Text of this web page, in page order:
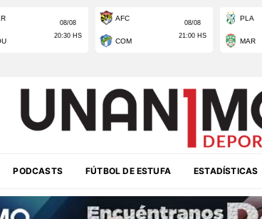
PODCASTS FÚTBOL DE ESTUFA ESTADÍSTICAS